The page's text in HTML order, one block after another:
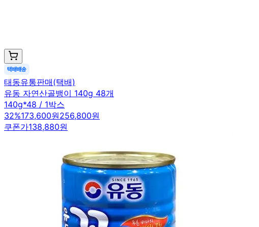
태동유통판매(택배)
유동 자연산골뱅이 140g 48개
140g*48 / 1박스
32%173,600원256,800원
쿠폰가138,880원